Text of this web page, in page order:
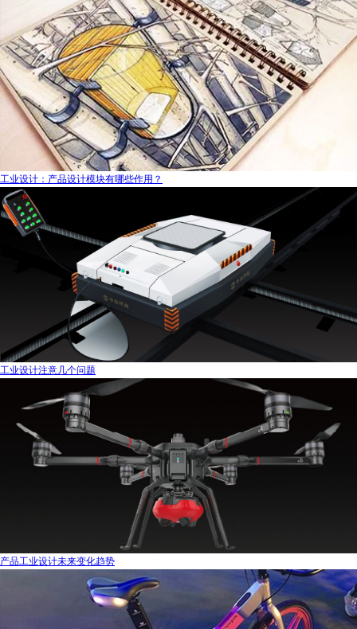
工业设计：产品设计模块有哪些作用？
工业设计注意几个问题
产品工业设计未来变化趋势